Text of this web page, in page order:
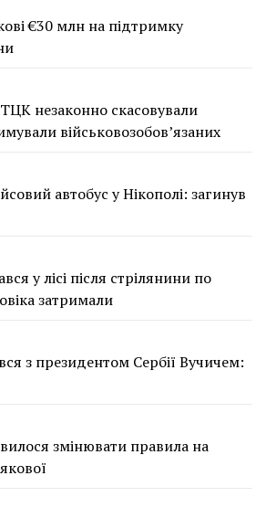
€30 млн на підтримку
незаконно скасовували
військовозобов’язаних
автобус у Нікополі: загинув
у лісі після стрілянини по
затримали
з президентом Сербії Вучичем:
змінювати правила на